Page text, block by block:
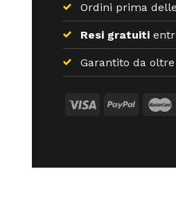
Ordini prima delle
Resi gratuiti
Garantito da oltre